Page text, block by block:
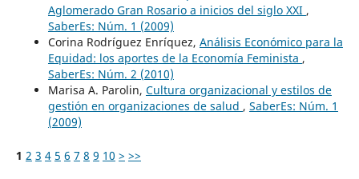
Aglomerado Gran Rosario a inicios del siglo XXI ,
SaberEs: Núm. 1 (2009)
Corina Rodríguez Enríquez, Análisis Económico para la
Equidad: los aportes de la Economía Feminista ,
SaberEs: Núm. 2 (2010)
Marisa A. Parolin, Cultura organizacional y estilos de
gestión en organizaciones de salud , SaberEs: Núm. 1
(2009)
1 2 3 4 5 6 7 8 9 10 > >>